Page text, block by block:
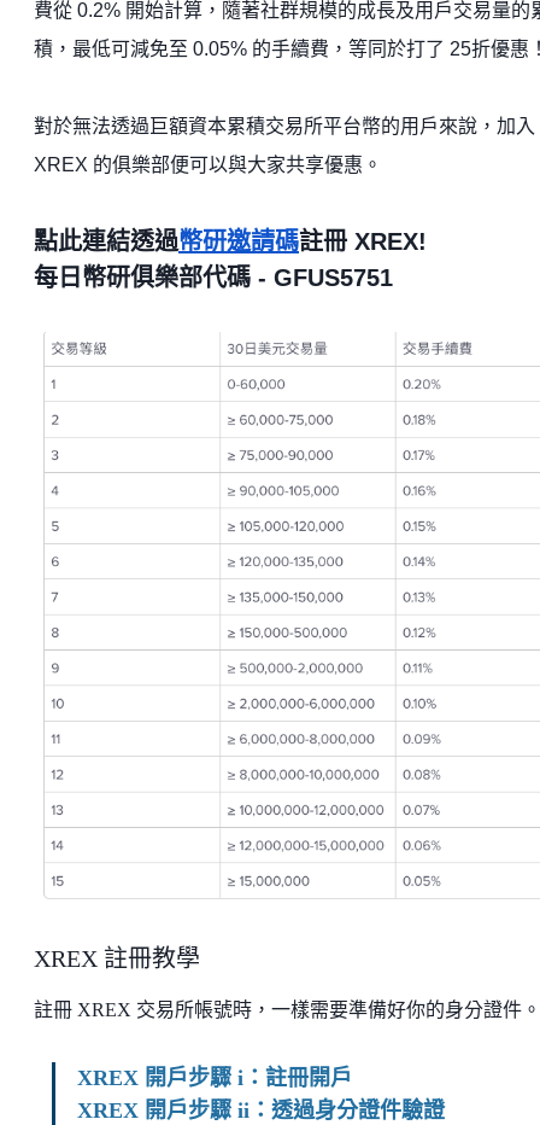
費從 0.2% 開始計算，隨著社群規模的成長及用戶交易量的
積，最低可減免至 0.05% 的手續費，等同於打了 25折優惠
對於無法透過巨額資本累積交易所平台幣的用戶來說，加入
XREX 的俱樂部便可以與大家共享優惠。
點此連結透過幣研邀請碼註冊 XREX!
每日幣研俱樂部代碼 - GFUS5751
XREX 註冊教學
註冊 XREX 交易所帳號時，一樣需要準備好你的身分證件。
XREX 開戶步驟 i：註冊開戶
XREX 開戶步驟 ii：透過身分證件驗證